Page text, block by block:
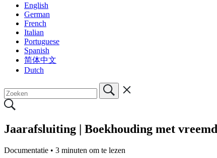
English
German
French
Italian
Portuguese
Spanish
简体中文
Dutch
Jaarafsluiting | Boekhouding met
Documentatie • 3 minuten om te lezen